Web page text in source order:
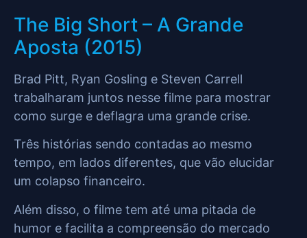
The Big Short – A Grande
Aposta (2015)
Brad Pitt, Ryan Gosling e Steven Carrell
trabalharam juntos nesse filme para mostrar
como surge e deflagra uma grande crise.
Três histórias sendo contadas ao mesmo
tempo, em lados diferentes, que vão elucidar
um colapso financeiro.
Além disso, o filme tem até uma pitada de
humor e facilita a compreensão do mercado